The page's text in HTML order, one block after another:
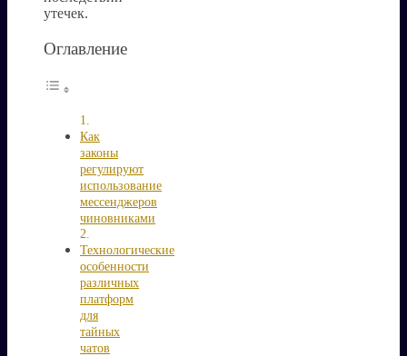
утечек.
Оглавление
Как
законы
регулируют
использование
мессенджеров
чиновниками
Технологические
особенности
различных
платформ
для
тайных
чатов